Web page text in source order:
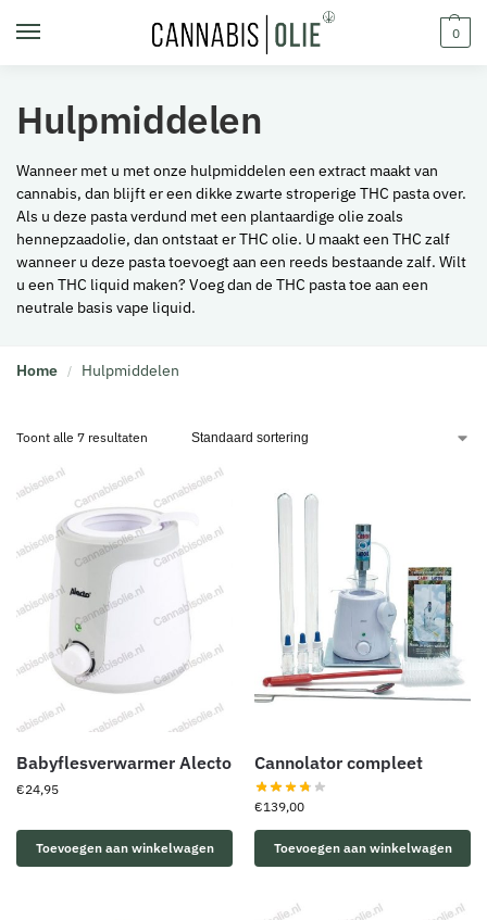
0
Hulpmiddelen
Wanneer met u met onze hulpmiddelen een extract maakt van
cannabis, dan blijft er een dikke zwarte stroperige THC pasta over.
Als u deze pasta verdund met een plantaardige olie zoals
hennepzaadolie, dan ontstaat er THC olie. U maakt een THC zalf
wanneer u deze pasta toevoegt aan een reeds bestaande zalf. Wilt
u een THC liquid maken? Voeg dan de THC pasta toe aan een
neutrale basis vape liquid.
Home / Hulpmiddelen
Toont alle 7 resultaten
Babyflesverwarmer Alecto
€24,95
Toevoegen aan winkelwagen
Cannolator compleet
€139,00
Toevoegen aan winkelwagen